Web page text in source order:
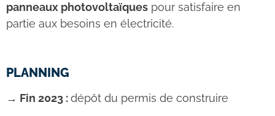
panneaux photovoltaïques pour satisfaire en
partie aux besoins en électricité.
PLANNING
→ Fin 2023 :dépôt du permis de construire